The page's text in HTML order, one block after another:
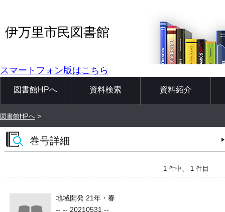
伊万里市民図書館
スマートフォン版はこちら
図書館HPへ 資料検索 資料紹介
図書館HPへ >
巻号詳細
1 件中、 1 件目
地域開発 21年・春
-- -- 20210531 --